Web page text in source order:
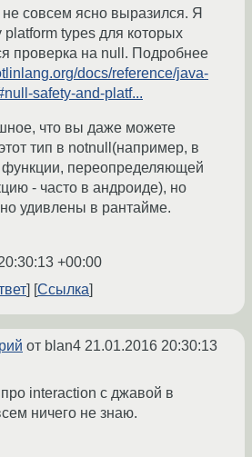
совсем ясно выразился. Я
platform types для которых
проверка на null. Подробнее
docs/reference/java-
safety-and-platf...
что вы даже можете
тип в notnull(например, в
функции, переопределяющей
- часто в андроиде), но
удивлены в рантайме.
+00:00
Ссылка
от blan4 21.01.2016 20:30:13
interaction с джавой в
ничего не знаю.